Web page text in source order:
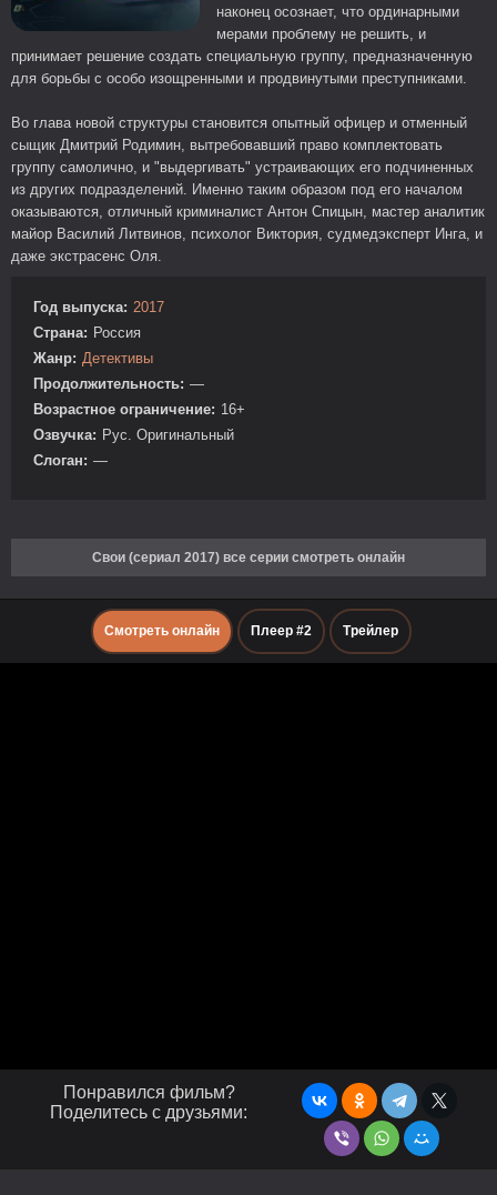
наконец осознает, что ординарными
мерами проблему не решить, и
принимает решение создать специальную группу, предназначенную
для борьбы с особо изощренными и продвинутыми преступниками.
Во глава новой структуры становится опытный офицер и отменный
сыщик Дмитрий Родимин, вытребовавший право комплектовать
группу самолично, и "выдергивать" устраивающих его подчиненных
из других подразделений. Именно таким образом под его началом
оказываются, отличный криминалист Антон Спицын, мастер аналитик
майор Василий Литвинов, психолог Виктория, судмедэксперт Инга, и
даже экстрасенс Оля.
Год выпуска: 2017
Страна: Россия
Жанр: Детективы
Продолжительность: —
Возрастное ограничение: 16+
Озвучка: Рус. Оригинальный
Слоган: —
Свои (сериал 2017) все серии смотреть онлайн
Смотреть онлайн Плеер #2 Трейлер
Понравился фильм?
Поделитесь с друзьями: